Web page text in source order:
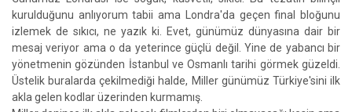
kurulduğunu anlıyorum tabii ama Londra'da geçen final bloğunu
izlemek de sıkıcı, ne yazık ki. Evet, günümüz dünyasına dair bir
mesaj veriyor ama o da yeterince güçlü değil. Yine de yabancı bir
yönetmenin gözünden İstanbul ve Osmanlı tarihi görmek güzeldi.
Üstelik buralarda çekilmediği halde, Miller günümüz Türkiye'sini ilk
akla gelen kodlar üzerinden kurmamış.